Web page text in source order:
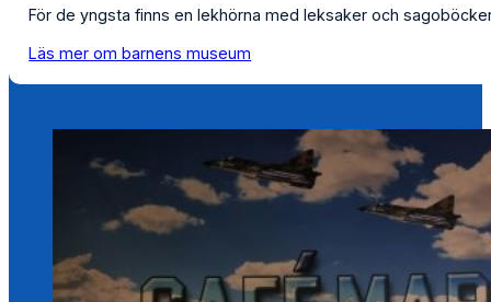
För de yngsta finns en lekhörna med leksaker och
Läs mer om barnens museum